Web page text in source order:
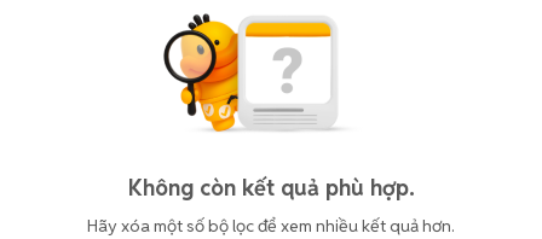
Không còn kết quả phù hợp.
Hãy xóa một số bộ lọc để xem nhiều kết quả hơn.